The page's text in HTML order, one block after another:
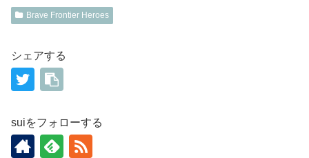
Brave Frontier Heroes
シェアする
suiをフォローする